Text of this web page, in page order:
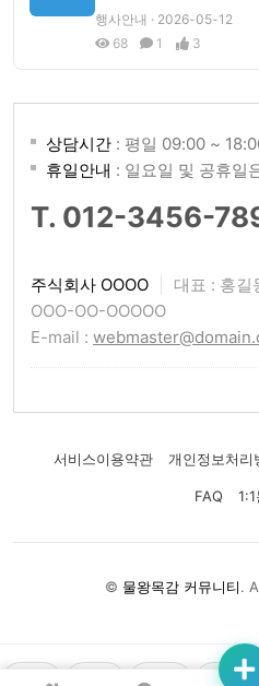
행사안내 · 2026-05-12
68
1 3
상담시간 : 평일 09:00 ~
휴일안내 : 일요일 및 공휴일
T. 012-3456-
주식회사 OOOO 대표 : 홍길
OOO-OO-OOOOO
E-mail :
서비스이용약관 개인정보처리
FAQ
© 물왕목감 커뮤니티.